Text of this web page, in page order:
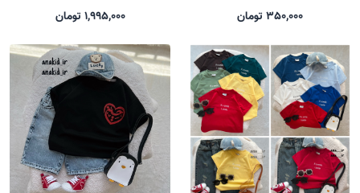
350,000 تومان
1,995,000 تومان